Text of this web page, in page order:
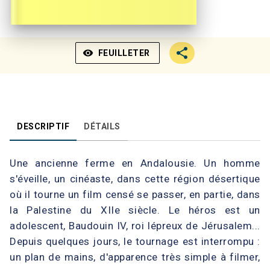
visibility FEUILLETER
DESCRIPTIF DÉTAILS
Une ancienne ferme en Andalousie. Un homme
s'éveille, un cinéaste, dans cette région désertique
où il tourne un film censé se passer, en partie, dans
la Palestine du XIIe siècle. Le héros est un
adolescent, Baudouin IV, roi lépreux de Jérusalem...
Depuis quelques jours, le tournage est interrompu :
un plan de mains, d'apparence très simple à filmer,